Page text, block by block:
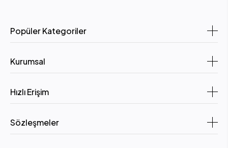
Popüler Kategoriler
Kurumsal
Hızlı Erişim
Sözleşmeler